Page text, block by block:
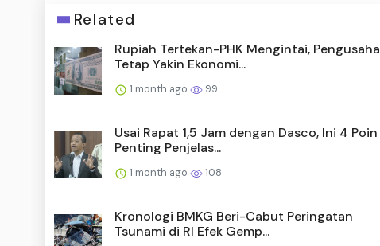
Related
Rupiah Tertekan-PHK Mengintai, Pengusaha
Tetap Yakin Ekonomi...
1 month ago 99
Usai Rapat 1,5 Jam dengan Dasco, Ini 4 Poin
Penting Penjelas...
1 month ago 108
Kronologi BMKG Beri-Cabut Peringatan
Tsunami di RI Efek Gemp...